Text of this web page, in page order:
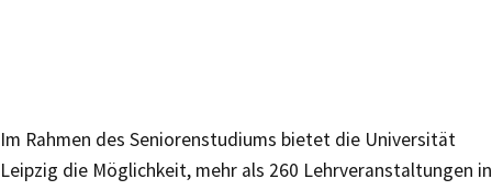
Im Rahmen des Seniorenstudiums bietet die Universität
Leipzig die Möglichkeit, mehr als 260 Lehrveranstaltungen in